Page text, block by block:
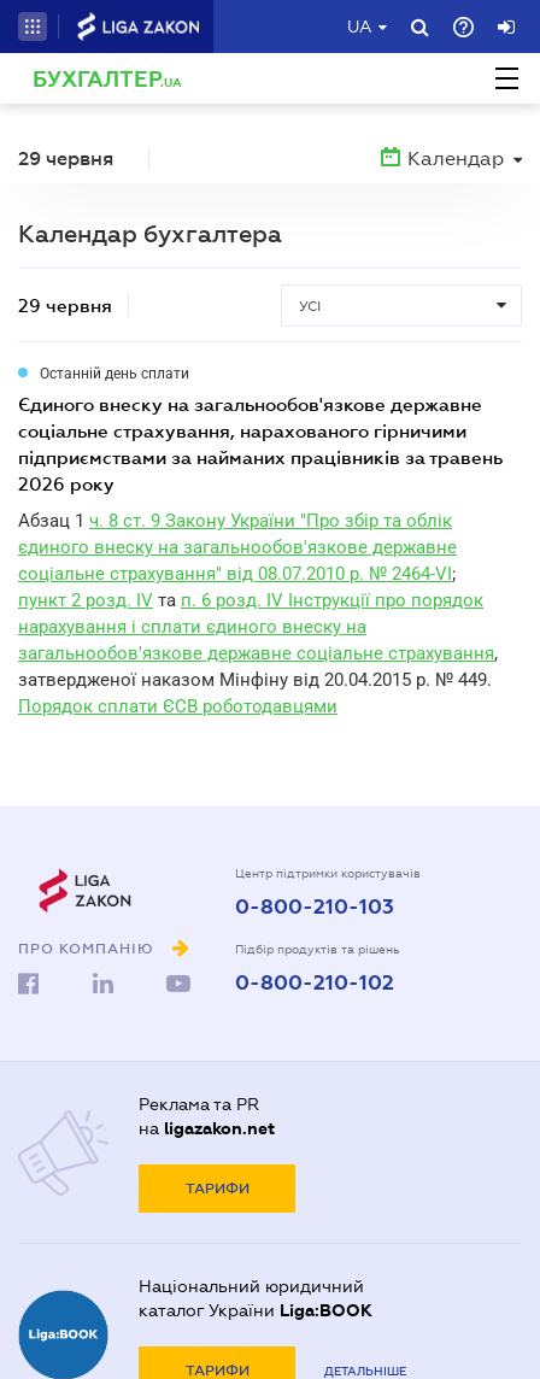
UA
БУХГАЛТЕР.UA
29 червня Календар
Календар бухгалтера
29 червня УСІ
Останній день сплати
єдиного внеску на загальнообов'язкове державне
соціальне страхування, нарахованого гірничими
підприємствами за найманих працівників за травень
2026 року
Абзац 1 ч. 8 ст. 9 Закону України "Про збір та облік
єдиного внеску на загальнообов'язкове державне
соціальне страхування" від 08.07.2010 р. № 2464-VI;
пункт 2 розд. IV та п. 6 розд. IV Інструкції про порядок
нарахування і сплати єдиного внеску на
загальнообов'язкове державне соціальне страхування,
затвердженої наказом Мінфіну від 20.04.2015 р. № 449.
Порядок сплати ЄСВ роботодавцями
ПРО КОМПАНІЮ
Центр підтримки користувачів
0-800-210-103
Підбір продуктів та рішень
0-800-210-102
Реклама та PR
на ligazakon.net
ТАРИФИ
Національний юридичний
каталог України Liga:BOOK
ТАРИФИ ДЕТАЛЬНІШЕ